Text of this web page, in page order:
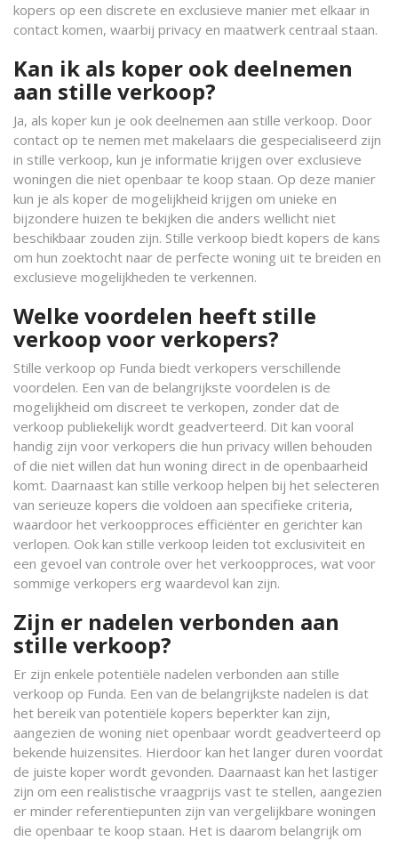
kopers op een discrete en exclusieve manier met elkaar in
contact komen, waarbij privacy en maatwerk centraal staan.
Kan ik als koper ook deelnemen
aan stille verkoop?
Ja, als koper kun je ook deelnemen aan stille verkoop. Door
contact op te nemen met makelaars die gespecialiseerd zijn
in stille verkoop, kun je informatie krijgen over exclusieve
woningen die niet openbaar te koop staan. Op deze manier
kun je als koper de mogelijkheid krijgen om unieke en
bijzondere huizen te bekijken die anders wellicht niet
beschikbaar zouden zijn. Stille verkoop biedt kopers de kans
om hun zoektocht naar de perfecte woning uit te breiden en
exclusieve mogelijkheden te verkennen.
Welke voordelen heeft stille
verkoop voor verkopers?
Stille verkoop op Funda biedt verkopers verschillende
voordelen. Een van de belangrijkste voordelen is de
mogelijkheid om discreet te verkopen, zonder dat de
verkoop publiekelijk wordt geadverteerd. Dit kan vooral
handig zijn voor verkopers die hun privacy willen behouden
of die niet willen dat hun woning direct in de openbaarheid
komt. Daarnaast kan stille verkoop helpen bij het selecteren
van serieuze kopers die voldoen aan specifieke criteria,
waardoor het verkoopproces efficiënter en gerichter kan
verlopen. Ook kan stille verkoop leiden tot exclusiviteit en
een gevoel van controle over het verkoopproces, wat voor
sommige verkopers erg waardevol kan zijn.
Zijn er nadelen verbonden aan
stille verkoop?
Er zijn enkele potentiële nadelen verbonden aan stille
verkoop op Funda. Een van de belangrijkste nadelen is dat
het bereik van potentiële kopers beperkter kan zijn,
aangezien de woning niet openbaar wordt geadverteerd op
bekende huizensites. Hierdoor kan het langer duren voordat
de juiste koper wordt gevonden. Daarnaast kan het lastiger
zijn om een realistische vraagprijs vast te stellen, aangezien
er minder referentiepunten zijn van vergelijkbare woningen
die openbaar te koop staan. Het is daarom belangrijk om